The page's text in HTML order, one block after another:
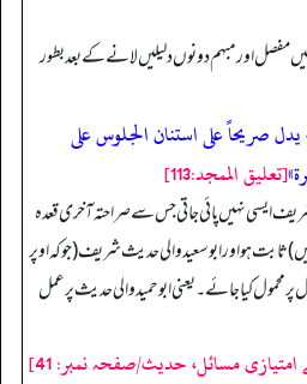
میں مفصل اور مبہم دونوں دلیلیں لانے کے بعد بطور
صريحاً على استنان الجلوس على
[تعليق الممجد:113]
ایسی نہیں پائی جاتی جس سے صراحتہ آخری قعدہ
ہیں) ثابت ہو اور ابوسعید والی حدیث شریف (جو کہ اوپر
محمول کیا جائے۔ یعنی ابوحمید والی حدیث پر عمل
مسائل، حدیث/صفحہ نمبر: 41]